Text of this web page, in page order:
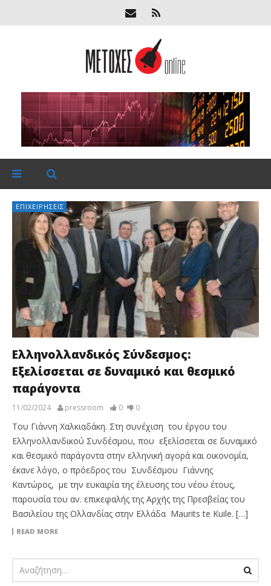
ΕΠΙΧΕΙΡΉΣΕΙΣ
Ελληνολλανδικός Σύνδεσμος:
Εξελίσσεται σε δυναμικό και θεσμικό
παράγοντα
11/02/2024 pressroom 0 0
Του Γιάννη Χαλκιαδάκη. Στη συνέχιση του έργου του
Ελληνολλανδικού Συνδέσμου, που εξελίσσεται σε δυναμικό
και θεσμικό παράγοντα στην ελληνική αγορά και οικονομία,
έκανε λόγο, ο πρόεδρος του Συνδέσμου Γιάννης
Καντώρος, με την ευκαιρία της έλευσης του νέου έτους,
παρουσία του αν. επικεφαλής της Αρχής της Πρεσβείας του
Βασιλείου της Ολλανδίας στην Ελλάδα Maurits te Kuile. […]
READ MORE